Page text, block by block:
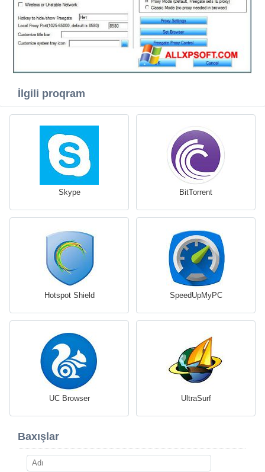
İlgili proqram
Skype BitTorrent
Hotspot Shield SpeedUpMyPC
UC Browser UltraSurf
Baxışlar